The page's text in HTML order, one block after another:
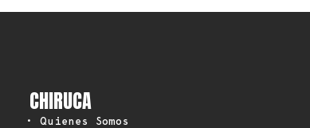
CHIRUCA
• Quienes Somos